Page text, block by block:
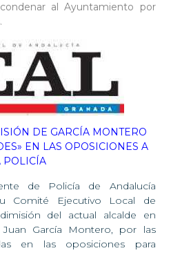
al Ayuntamiento por
DE GARCÍA MONTERO
EN LAS OPOSICIONES A
POLICÍA
de Policía de Andalucía
Comité Ejecutivo Local de
del actual alcalde en
García Montero, por las
en las oposiciones para